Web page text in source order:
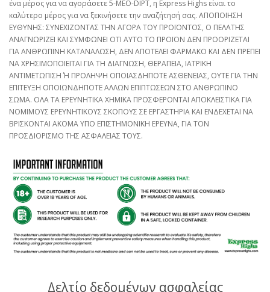
ένα μέρος για να αγοράσετε 5-MEO-DIPT, η Express Highs είναι το
καλύτερο μέρος για να ξεκινήσετε την αναζήτησή σας. ΑΠΟΠΟΙΗΣΗ
ΕΥΘΥΝΗΣ: ΣΥΝΕΧΙΖΟΝΤΑΣ ΤΗΝ ΑΓΟΡΑ ΤΟΥ ΠΡΟΪΟΝΤΟΣ, Ο ΠΕΛΑΤΗΣ
ΑΝΑΓΝΩΡΙΖΕΙ ΚΑΙ ΣΥΜΦΩΝΕΙ ΟΤΙ ΑΥΤΟ ΤΟ ΠΡΟΪΟΝ ΔΕΝ ΠΡΟΟΡΙΖΕΤΑΙ
ΓΙΑ ΑΝΘΡΩΠΙΝΗ ΚΑΤΑΝΑΛΩΣΗ, ΔΕΝ ΑΠΟΤΕΛΕΙ ΦΑΡΜΑΚΟ ΚΑΙ ΔΕΝ ΠΡΕΠΕΙ
ΝΑ ΧΡΗΣΙΜΟΠΟΙΕΙΤΑΙ ΓΙΑ ΤΗ ΔΙΑΓΝΩΣΗ, ΘΕΡΑΠΕΙΑ, ΙΑΤΡΙΚΗ
ΑΝΤΙΜΕΤΩΠΙΣΗ Ή ΠΡΟΛΗΨΗ ΟΠΟΙΑΣΔΗΠΟΤΕ ΑΣΘΕΝΕΙΑΣ, ΟΥΤΕ ΓΙΑ ΤΗΝ
ΕΠΙΤΕΥΞΗ ΟΠΟΙΩΝΔΗΠΟΤΕ ΑΛΛΩΝ ΕΠΙΠΤΩΣΕΩΝ ΣΤΟ ΑΝΘΡΩΠΙΝΟ
ΣΩΜΑ. ΟΛΑ ΤΑ ΕΡΕΥΝΗΤΙΚΑ ΧΗΜΙΚΑ ΠΡΟΣΦΕΡΟΝΤΑΙ ΑΠΟΚΛΕΙΣΤΙΚΑ ΓΙΑ
ΝΟΜΙΜΟΥΣ ΕΡΕΥΝΗΤΙΚΟΥΣ ΣΚΟΠΟΥΣ ΣΕ ΕΡΓΑΣΤΗΡΙΑ ΚΑΙ ΕΝΔΕΧΕΤΑΙ ΝΑ
ΒΡΙΣΚΟΝΤΑΙ ΑΚΟΜΑ ΥΠΟ ΕΠΙΣΤΗΜΟΝΙΚΗ ΕΡΕΥΝΑ, ΓΙΑ ΤΟΝ
ΠΡΟΣΔΙΟΡΙΣΜΟ ΤΗΣ ΑΣΦΑΛΕΙΑΣ ΤΟΥΣ.
Δελτίο δεδομένων ασφαλείας